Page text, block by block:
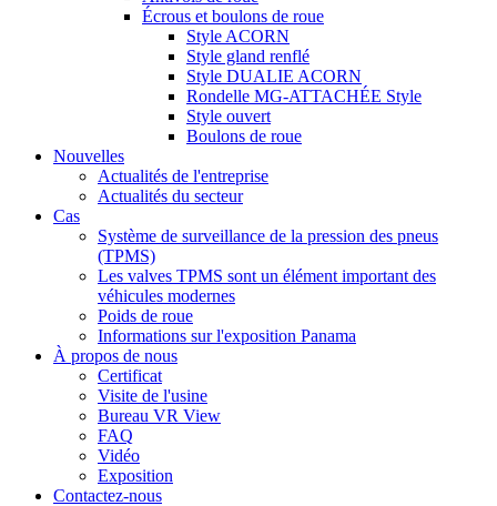
Écrous et boulons de roue
Style ACORN
Style gland renflé
Style DUALIE ACORN
Rondelle MG-ATTACHÉE Style
Style ouvert
Boulons de roue
Nouvelles
Actualités de l'entreprise
Actualités du secteur
Cas
Système de surveillance de la pression des pneus
(TPMS)
Les valves TPMS sont un élément important des
véhicules modernes
Poids de roue
Informations sur l'exposition Panama
À propos de nous
Certificat
Visite de l'usine
Bureau VR View
FAQ
Vidéo
Exposition
Contactez-nous